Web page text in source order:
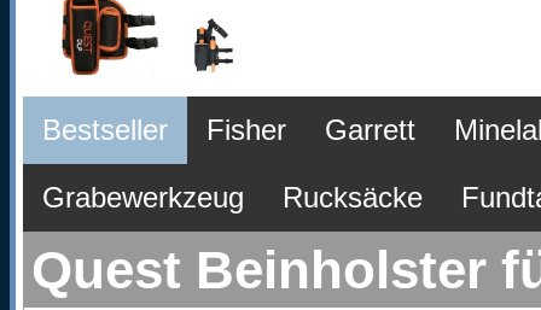
Bestseller Fisher Garrett
Grabewerkzeug Rucksäcke
Quest Beinholster